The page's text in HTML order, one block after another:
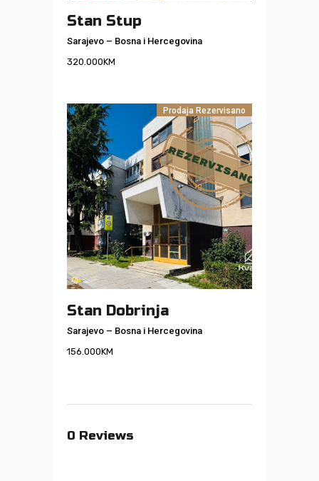
Stan Stup
Sarajevo – Bosna i Hercegovina
320.000KM
Prodaja Rezervisano
Stan Dobrinja
Sarajevo – Bosna i Hercegovina
156.000KM
0 Reviews